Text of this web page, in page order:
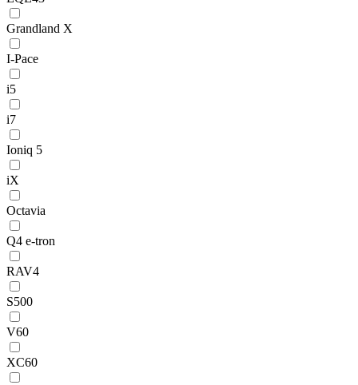
Grandland X
I-Pace
i5
i7
Ioniq 5
iX
Octavia
Q4 e-tron
RAV4
S500
V60
XC60